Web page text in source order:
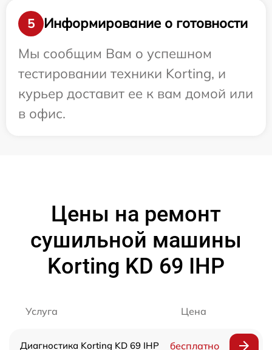
5
Информирование о готовности
Мы сообщим Вам о успешном
тестировании техники Korting, и
курьер доставит ее к вам домой или
в офис.
Цены на ремонт
сушильной машины
Korting KD 69 IHP
Услуга Цена
Диагностика Korting KD 69 IHP бесплатно